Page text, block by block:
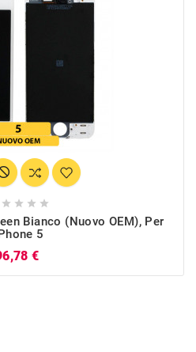
   
Bianco (Nuovo OEM), Per
5
€